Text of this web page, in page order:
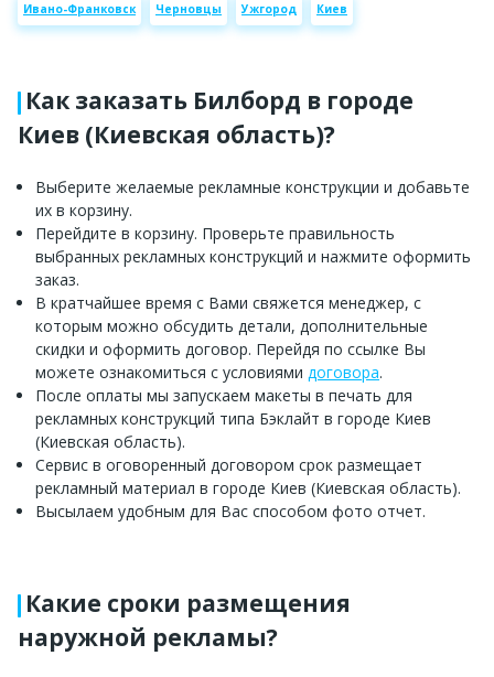
Ивано-Франковск Черновцы Ужгород Киев
Как заказать Билборд в городе
Киев (Киевская область)?
Выберите желаемые рекламные конструкции и добавьте
их в корзину.
Перейдите в корзину. Проверьте правильность
выбранных рекламных конструкций и нажмите оформить
заказ.
В кратчайшее время с Вами свяжется менеджер, с
которым можно обсудить детали, дополнительные
скидки и оформить договор. Перейдя по ссылке Вы
можете ознакомиться с условиями договора.
После оплаты мы запускаем макеты в печать для
рекламных конструкций типа Бэклайт в городе Киев
(Киевская область).
Сервис в оговоренный договором срок размещает
рекламный материал в городе Киев (Киевская область).
Высылаем удобным для Вас способом фото отчет.
Какие сроки размещения
наружной рекламы?